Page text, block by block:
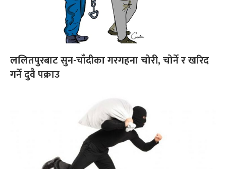
ललितपुरबाट सुन-चाँदीका गरगहना चोरी, चोर्ने र खरिद
गर्ने दुवै पक्राउ